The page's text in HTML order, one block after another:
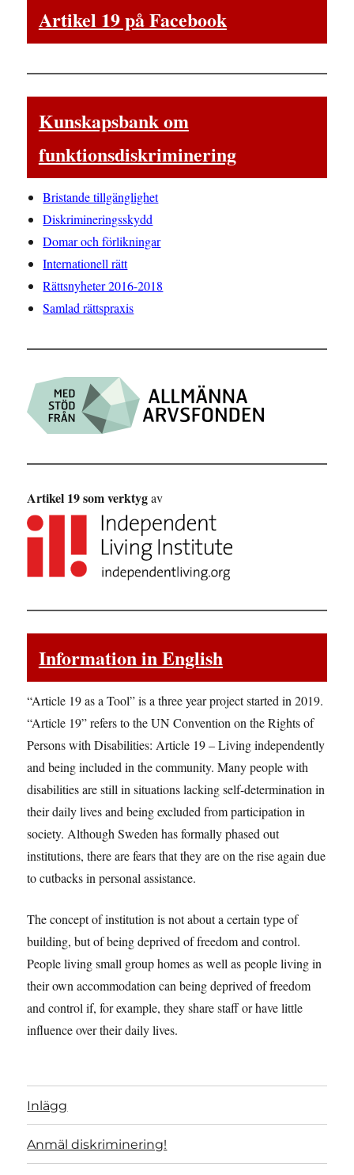
Artikel 19 på Facebook
Kunskapsbank om
funktionsdiskriminering
Bristande tillgänglighet
Diskrimineringsskydd
Domar och förlikningar
Internationell rätt
Rättsnyheter 2016-2018
Samlad rättspraxis
Artikel 19 som verktygav
Information in English
“Article 19 as a Tool” is a three year project started in 2019.
“Article 19” refers to the UN Convention on the Rights of
Persons with Disabilities: Article 19 – Living independently
and being included in the community. Many people with
disabilities are still in situations lacking self-determination in
their daily lives and being excluded from participation in
society. Although Sweden has formally phased out
institutions, there are fears that they are on the rise again due
to cutbacks in personal assistance.
The concept of institution is not about a certain type of
building, but of being deprived of freedom and control.
People living small group homes as well as people living in
their own accommodation can being deprived of freedom
and control if, for example, they share staff or have little
influence over their daily lives.
Inlägg
Anmäl diskriminering!